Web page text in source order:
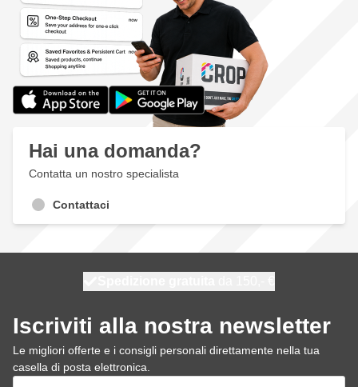
Hai una domanda?
Contatta un nostro specialista
Contattaci
Iscriviti alla nostra newsletter
Le migliori offerte e i consigli personali direttamente nella tua
casella di posta elettronica.